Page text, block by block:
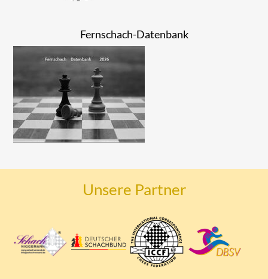
Fernschach-Datenbank
Unsere Partner